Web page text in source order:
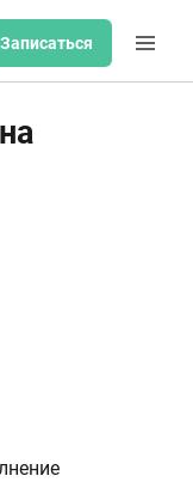
Записаться